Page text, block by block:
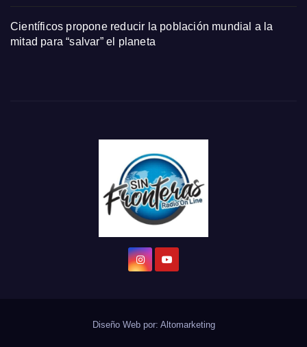
Científicos propone reducir la población mundial a la
mitad para “salvar” el planeta
Diseño Web por: Altomarketing